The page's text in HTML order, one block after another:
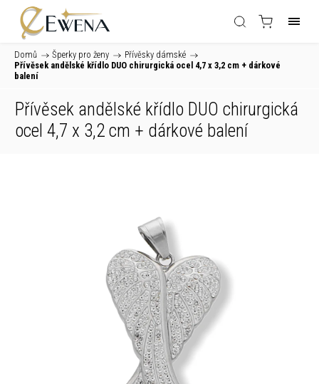
Domů / Šperky pro ženy / Přívěsky dámské /
Přívěsek andělské křídlo DUO chirurgická ocel 4,7 x 3,2 cm + dárkové
balení
Přívěsek andělské křídlo DUO chirurgická
ocel 4,7 x 3,2 cm + dárkové balení